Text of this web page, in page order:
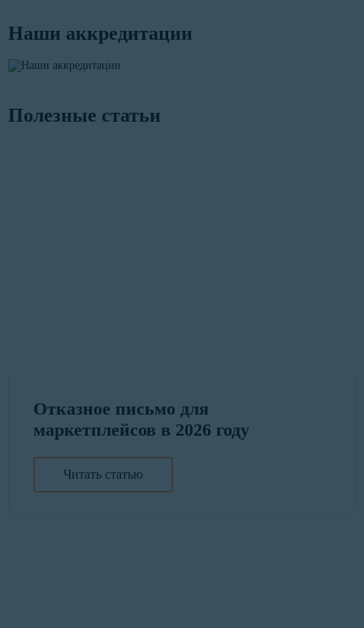
Наши аккредитации
Полезные статьи
Отказное письмо для
маркетплейсов в 2026 году
Читать статью